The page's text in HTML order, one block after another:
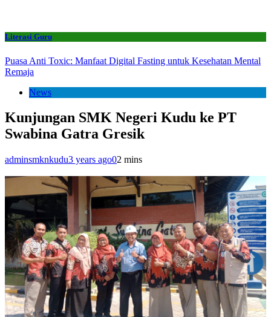
Literasi Guru
Puasa Anti Toxic: Manfaat Digital Fasting untuk Kesehatan Mental
Remaja
News
Kunjungan SMK Negeri Kudu ke PT
Swabina Gatra Gresik
adminsmknkudu3 years ago02 mins